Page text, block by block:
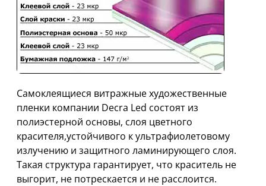
Самоклеящиеся витражные художественные
пленки компании Decra Led состоят из
полиэстерной основы, слоя цветного
красителя,устойчивого к ультрафиолетовому
излучению и защитного ламинирующего слоя.
Такая структура гарантирует, что краситель не
выгорит, не потрескается и не расслоится.